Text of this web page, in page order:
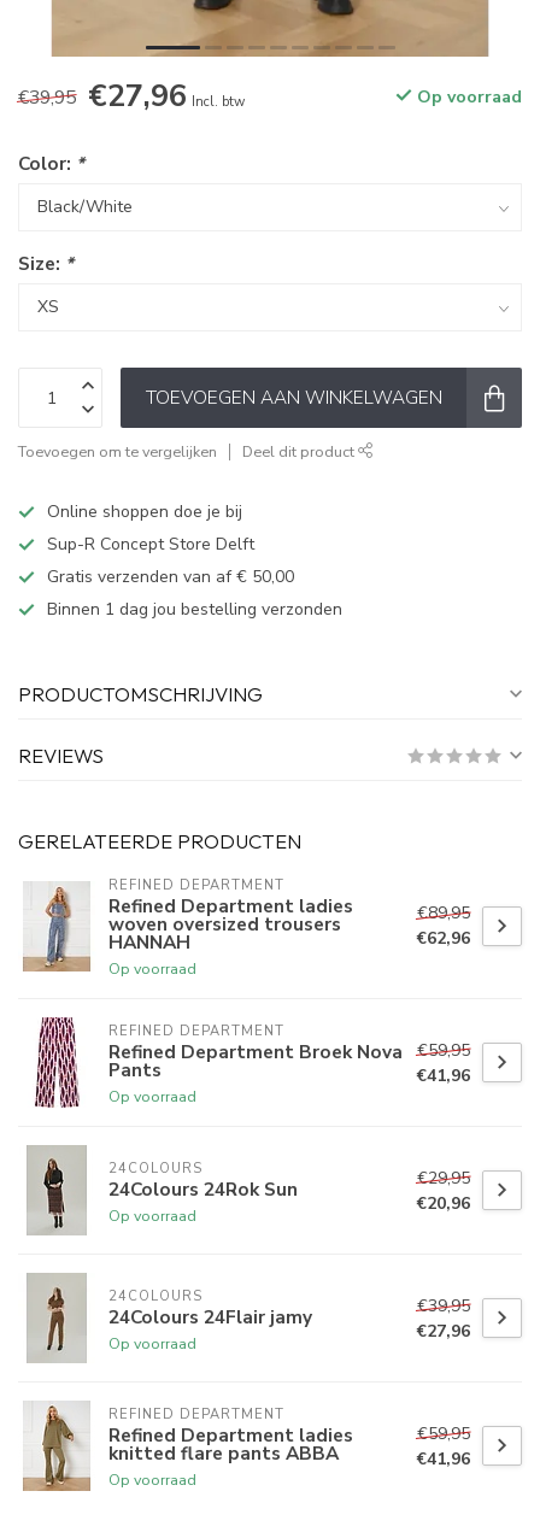
€39,95 €27,96 Incl. btw Op voorraad
Color: *
Size: *
TOEVOEGEN AAN WINKELWAGEN
Toevoegen om te vergelijken Deel dit product
Online shoppen doe je bij
Sup-R Concept Store Delft
Gratis verzenden van af € 50,00
Binnen 1 dag jou bestelling verzonden
PRODUCTOMSCHRIJVING
REVIEWS
GERELATEERDE PRODUCTEN
REFINED DEPARTMENT
Refined Department ladies
woven oversized trousers
HANNAH
Op voorraad
€89,95
€62,96
REFINED DEPARTMENT
Refined Department Broek Nova
Pants
Op voorraad
€59,95
€41,96
24COLOURS
24Colours 24Rok Sun
Op voorraad
€29,95
€20,96
24COLOURS
24Colours 24Flair jamy
Op voorraad
€39,95
€27,96
REFINED DEPARTMENT
Refined Department ladies
knitted flare pants ABBA
Op voorraad
€59,95
€41,96